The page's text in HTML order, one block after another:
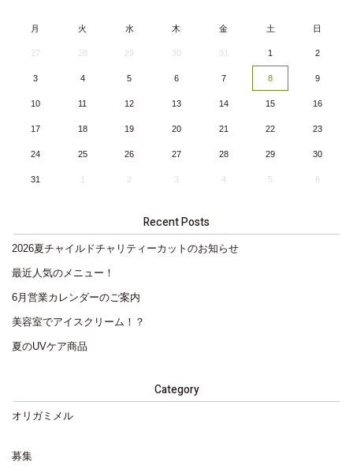
月 火 水 木 金 土 日
27 28 29 30 31 1 2
3 4 5 6 7 8 9
10 11 12 13 14 15 16
17 18 19 20 21 22 23
24 25 26 27 28 29 30
31 1 2 3 4 5 6
Recent Posts
2026夏チャイルドチャリティーカットのお知らせ
最近人気のメニュー！
6月営業カレンダーのご案内
美容室でアイスクリーム！？
夏のUVケア商品
Category
オリガミメル
募集